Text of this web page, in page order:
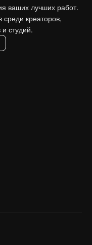
ваших лучших работ.
креаторов,
и студий.